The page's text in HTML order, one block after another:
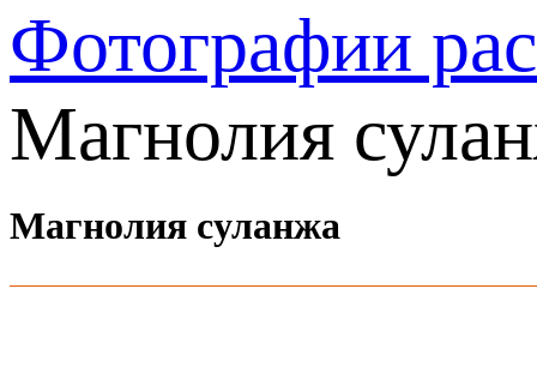
Фотографии
Магнолия
Магнолия суланжа